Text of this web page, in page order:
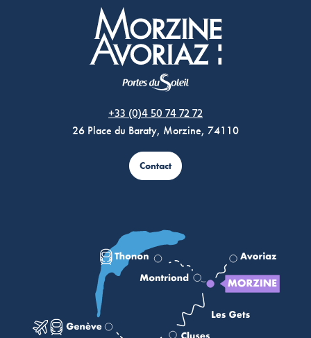
+33 (0)4 50 74 72 72
26 Place du Baraty, Morzine, 74110
Contact